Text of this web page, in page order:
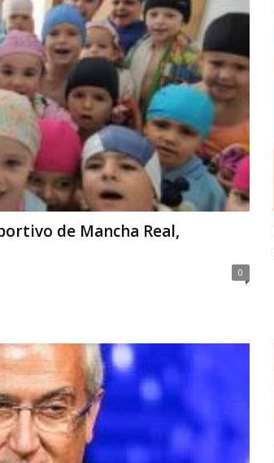
de Mancha Real,
0